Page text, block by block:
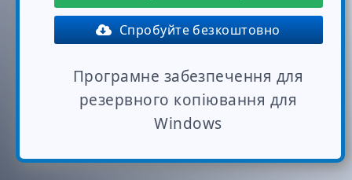
Спробуйте безкоштовно
Програмне забезпечення для
резервного копіювання для
Windows